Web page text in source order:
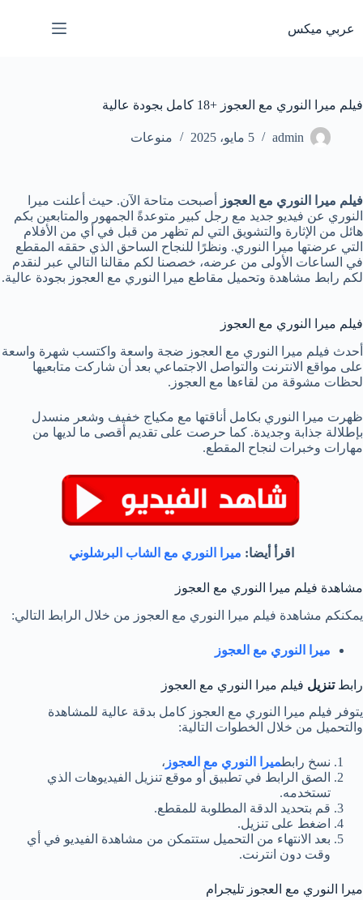
المحتوى
عربي ميكس
فيلم ميرا النوري مع العجوز +18 كامل بجودة عالية
admin 5 مايو، 2025 منوعات
فيلم ميرا النوري مع العجوز
أصبحت متاحة الآن. حيث أعلنت ميرا
النوري عن فيديو جديد مع رجل كبير متوعدةً الجمهور والمتابعين بكم
هائل من الإثارة والتشويق التي لم تظهر من قبل في أي من الأفلام
التي عرضتها ميرا النوري. ونظرًا للنجاح الساحق الذي حققه المقطع
في الساعات الأولى من عرضه، خصصنا لكم مقالنا التالي عبر لنقدم
لكم رابط مشاهدة وتحميل مقاطع ميرا النوري مع العجوز بجودة عالية.
فيلم ميرا النوري مع العجوز
أحدث فيلم ميرا النوري مع العجوز ضجة واسعة واكتسب شهرة واسعة
على مواقع الانترنت والتواصل الاجتماعي بعد أن شاركت متابعيها
لحظات مشوقة من لقاءها مع العجوز.
ظهرت ميرا النوري بكامل أناقتها مع مكياج خفيف وشعر منسدل
بإطلالة جذابة وجديدة. كما حرصت على تقديم أقصى ما لديها من
مهارات وخبرات لنجاح المقطع.
اقرأ أيضا: ميرا النوري مع الشاب البرشلوني
مشاهدة فيلم ميرا النوري مع العجوز
يمكنكم مشاهدة فيلم ميرا النوري مع العجوز من خلال الرابط التالي:
ميرا النوري مع العجوز
رابطتنزيل فيلم ميرا النوري مع العجوز
يتوفر فيلم ميرا النوري مع العجوز كامل بدقة عالية للمشاهدة
والتحميل من خلال الخطوات التالية:
نسخ رابطميرا النوري مع العجوز ،
الصق الرابط في تطبيق أو موقع تنزيل الفيديوهات الذي
تستخدمه.
قم بتحديد الدقة المطلوبة للمقطع.
اضغط على تنزيل.
بعد الانتهاء من التحميل ستتمكن من مشاهدة الفيديو في أي
وقت دون انترنت.
ميرا النوري مع العجوز تليجرام